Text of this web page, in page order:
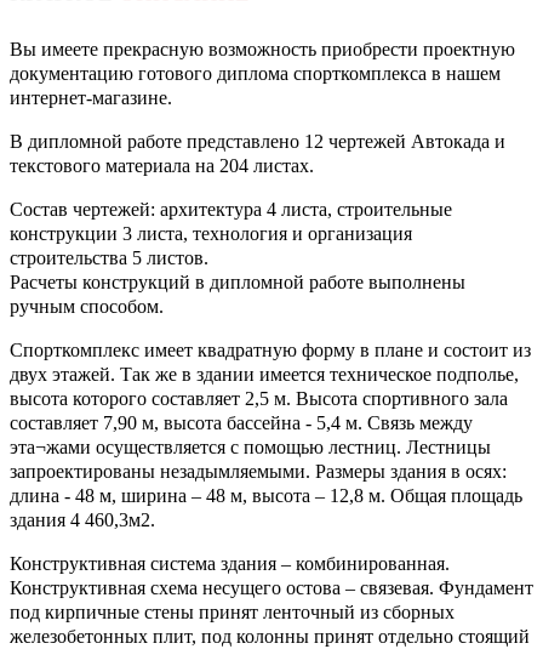
Вы имеете прекрасную возможность приобрести проектную
документацию готового диплома спорткомплекса в нашем
интернет-магазине.
В дипломной работе представлено 12 чертежей Автокада и
текстового материала на 204 листах.
Состав чертежей: архитектура 4 листа, строительные
конструкции 3 листа, технология и организация
строительства 5 листов.
Расчеты конструкций в дипломной работе выполнены
ручным способом.
Спорткомплекс имеет квадратную форму в плане и состоит из
двух этажей. Так же в здании имеется техническое подполье,
высота которого составляет 2,5 м. Высота спортивного зала
составляет 7,90 м, высота бассейна - 5,4 м. Связь между
эта¬жами осуществляется с помощью лестниц. Лестницы
запроектированы незадымляемыми. Размеры здания в осях:
длина - 48 м, ширина – 48 м, высота – 12,8 м. Общая площадь
здания 4 460,3м2.
Конструктивная система здания – комбинированная.
Конструктивная схема несущего остова – связевая. Фундамент
под кирпичные стены принят ленточный из сборных
железобетонных плит, под колонны принят отдельно стоящий